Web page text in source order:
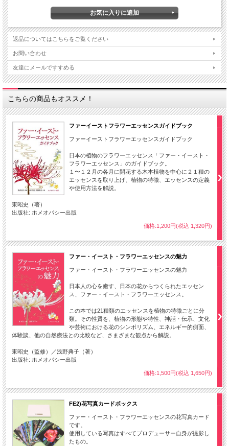
返品についてはこちらをご覧ください
お問い合わせ
友達にメールですすめる
こちらの商品もオススメ！
ファーイーストフラワーエッセンスガイドブック
ファーイーストフラワーエッセンスガイドブック
日本の植物のフラワーエッセンス「ファー・イースト・
フラワーエッセンス」のガイドブック。
１〜１２月の各月に開花する木本植物を中心に２１種の
エッセンスを取り上げ、植物の特徴、エッセンスの定義
や使用方法を解説。
東昭史（著）
出版社: ホメオパシー出版
価格:1,200円(税込 1,320円)
ファー・イースト・フラワーエッセンスの魅力
ファー・イースト・フラワーエッセンスの魅力
日本人の心を癒す、日本の花からつくられたエッセン
ス、ファー・イースト・フラワーエッセンス。
この本では21種類のエッセンスを植物の特徴ごとに分
類。その性質を、植物の形態や特性、神話・伝承、文化
や芸術における花のシンボリズム、エネルギー的側面、
体験談、他の自然療法との比較など、さまざまな観点から解説。
東昭史（監修）／浅野典子（著）
出版社: ホメオパシー出版
価格:1,500円(税込 1,650円)
FE2)花写真カードボックス
ファー・イースト・フラワーエッセンスの花写真カード
です。
使用している写真はすべてプロデューサー自身が撮影し
たもの。